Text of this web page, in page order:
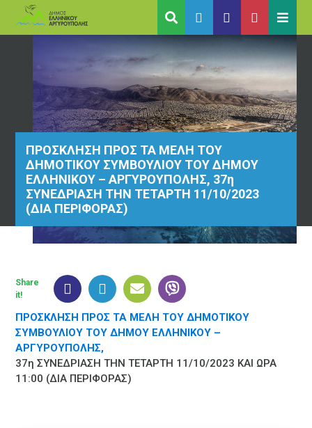
ΠΡΟΣΚΛΗΣΗ ΠΡΟΣ ΤΑ ΜΕΛΗ ΤΟΥ
ΔΗΜΟΤΙΚΟΥ ΣΥΜΒΟΥΛΙΟΥ ΤΟΥ ΔΗΜΟΥ
ΕΛΛΗΝΙΚΟΥ – ΑΡΓΥΡΟΥΠΟΛΗΣ, 37η
ΣΥΝΕΔΡΙΑΣΗ ΤΗΝ ΤΕΤΑΡΤΗ 11/10/2023
(ΔΙΑ ΠΕΡΙΦΟΡΑΣ)
ΠΡΟΣΚΛΗΣΗ ΠΡΟΣ ΤΑ ΜΕΛΗ ΤΟΥ ΔΗΜΟΤΙΚΟΥ
ΣΥΜΒΟΥΛΙΟΥ ΤΟΥ ΔΗΜΟΥ ΕΛΛΗΝΙΚΟΥ –
ΑΡΓΥΡΟΥΠΟΛΗΣ,
37η ΣΥΝΕΔΡΙΑΣΗ ΤΗΝ ΤΕΤΑΡΤΗ 11/10/2023 ΚΑΙ ΩΡΑ
11:00 (ΔΙΑ ΠΕΡΙΦΟΡΑΣ)
Share
it!